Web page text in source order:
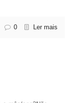
0 Ler mais